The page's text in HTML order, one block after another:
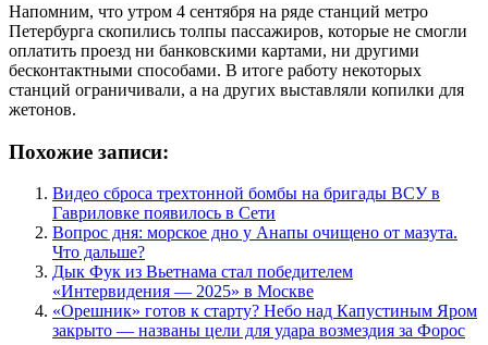
Напомним, что утром 4 сентября на ряде станций метро
Петербурга скопились толпы пассажиров, которые не смогли
оплатить проезд ни банковскими картами, ни другими
бесконтактными способами. В итоге работу некоторых
станций ограничивали, а на других выставляли копилки для
жетонов.
Похожие записи:
Видео сброса трехтонной бомбы на бригады ВСУ в
Гавриловке появилось в Сети
Вопрос дня: морское дно у Анапы очищено от мазута.
Что дальше?
Дык Фук из Вьетнама стал победителем
«Интервидения — 2025» в Москве
«Орешник» готов к старту? Небо над Капустиным Яром
закрыто — названы цели для удара возмездия за Форос